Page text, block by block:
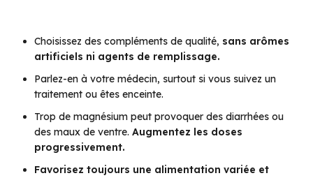
Choisissez des compléments de qualité, sans arômes
artificiels ni agents de remplissage.
Parlez-en à votre médecin, surtout si vous suivez un
traitement ou êtes enceinte.
Trop de magnésium peut provoquer des diarrhées ou
des maux de ventre. Augmentez les doses
progressivement.
Favorisez toujours une alimentation variée et